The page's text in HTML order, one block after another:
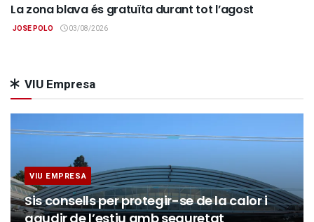
La zona blava és gratuïta durant tot l’agost
JOSE POLO 03/08/2026
VIU Empresa
VIU EMPRESA
Sis consells per protegir-se de la calor i
gaudir de l’estiu amb seguretat